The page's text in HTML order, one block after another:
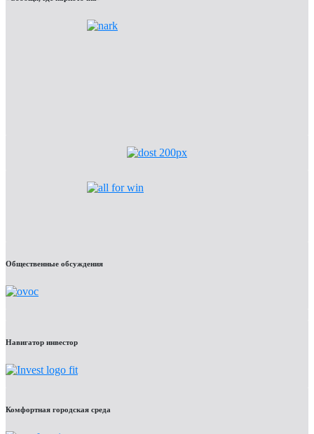
Общественные обсуждения
Навигатор инвестор
Комфортная городская среда